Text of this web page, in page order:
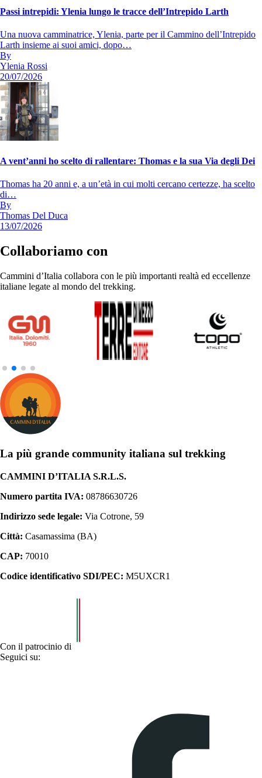
Passi intrepidi: Ylenia lungo le tracce dell’Intrepido Larth
Una nuova camminatrice, Ylenia, parte per il Cammino dell’Intrepido
Larth insieme ai suoi amici, dopo…
By
Ylenia Rossi
20/07/2026
A vent’anni ho scelto di rallentare: Thomas e la sua Via degli Dei
Thomas ha 20 anni e, a un’età in cui molti cercano certezze, ha scelto
di…
By
Thomas Del Duca
13/07/2026
Collaboriamo con
Cammini d’Italia collabora con le più importanti realtà ed eccellenze
italiane legate al mondo del trekking.
La più grande community italiana sul trekking
CAMMINI D’ITALIA S.R.L.S.
Numero partita IVA: 08786630726
Indirizzo sede legale: Via Cotrone, 59
Città: Casamassima (BA)
CAP: 70010
Codice identificativo SDI/PEC: M5UXCR1
Con il patrocinio di
Seguici su: